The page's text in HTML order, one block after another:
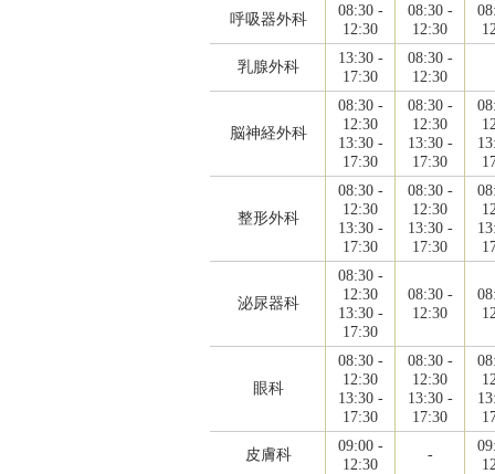
呼吸器外科
08:30 -
12:30
08:30 -
12:30
乳腺外科
13:30 -
17:30
08:30 -
12:30
脳神経外科
08:30 -
12:30
13:30 -
17:30
08:30 -
12:30
13:30 -
17:30
整形外科
08:30 -
12:30
13:30 -
17:30
08:30 -
12:30
13:30 -
17:30
泌尿器科
08:30 -
12:30
13:30 -
17:30
08:30 -
12:30
眼科
08:30 -
12:30
13:30 -
17:30
08:30 -
12:30
13:30 -
17:30
皮膚科
09:00 -
12:30
-